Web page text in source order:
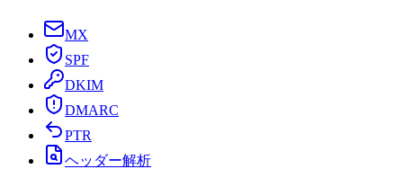
MX
SPF
DKIM
DMARC
PTR
ヘッダー解析